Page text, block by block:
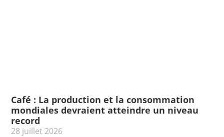
Café : La production et la consommation
mondiales devraient atteindre un niveau
record
28 juillet 2026